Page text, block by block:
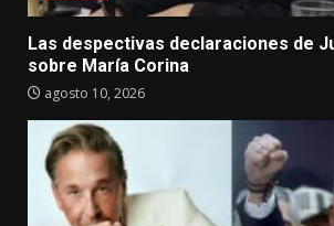
Las despectivas declaraciones de
sobre María Corina
agosto 10, 2026